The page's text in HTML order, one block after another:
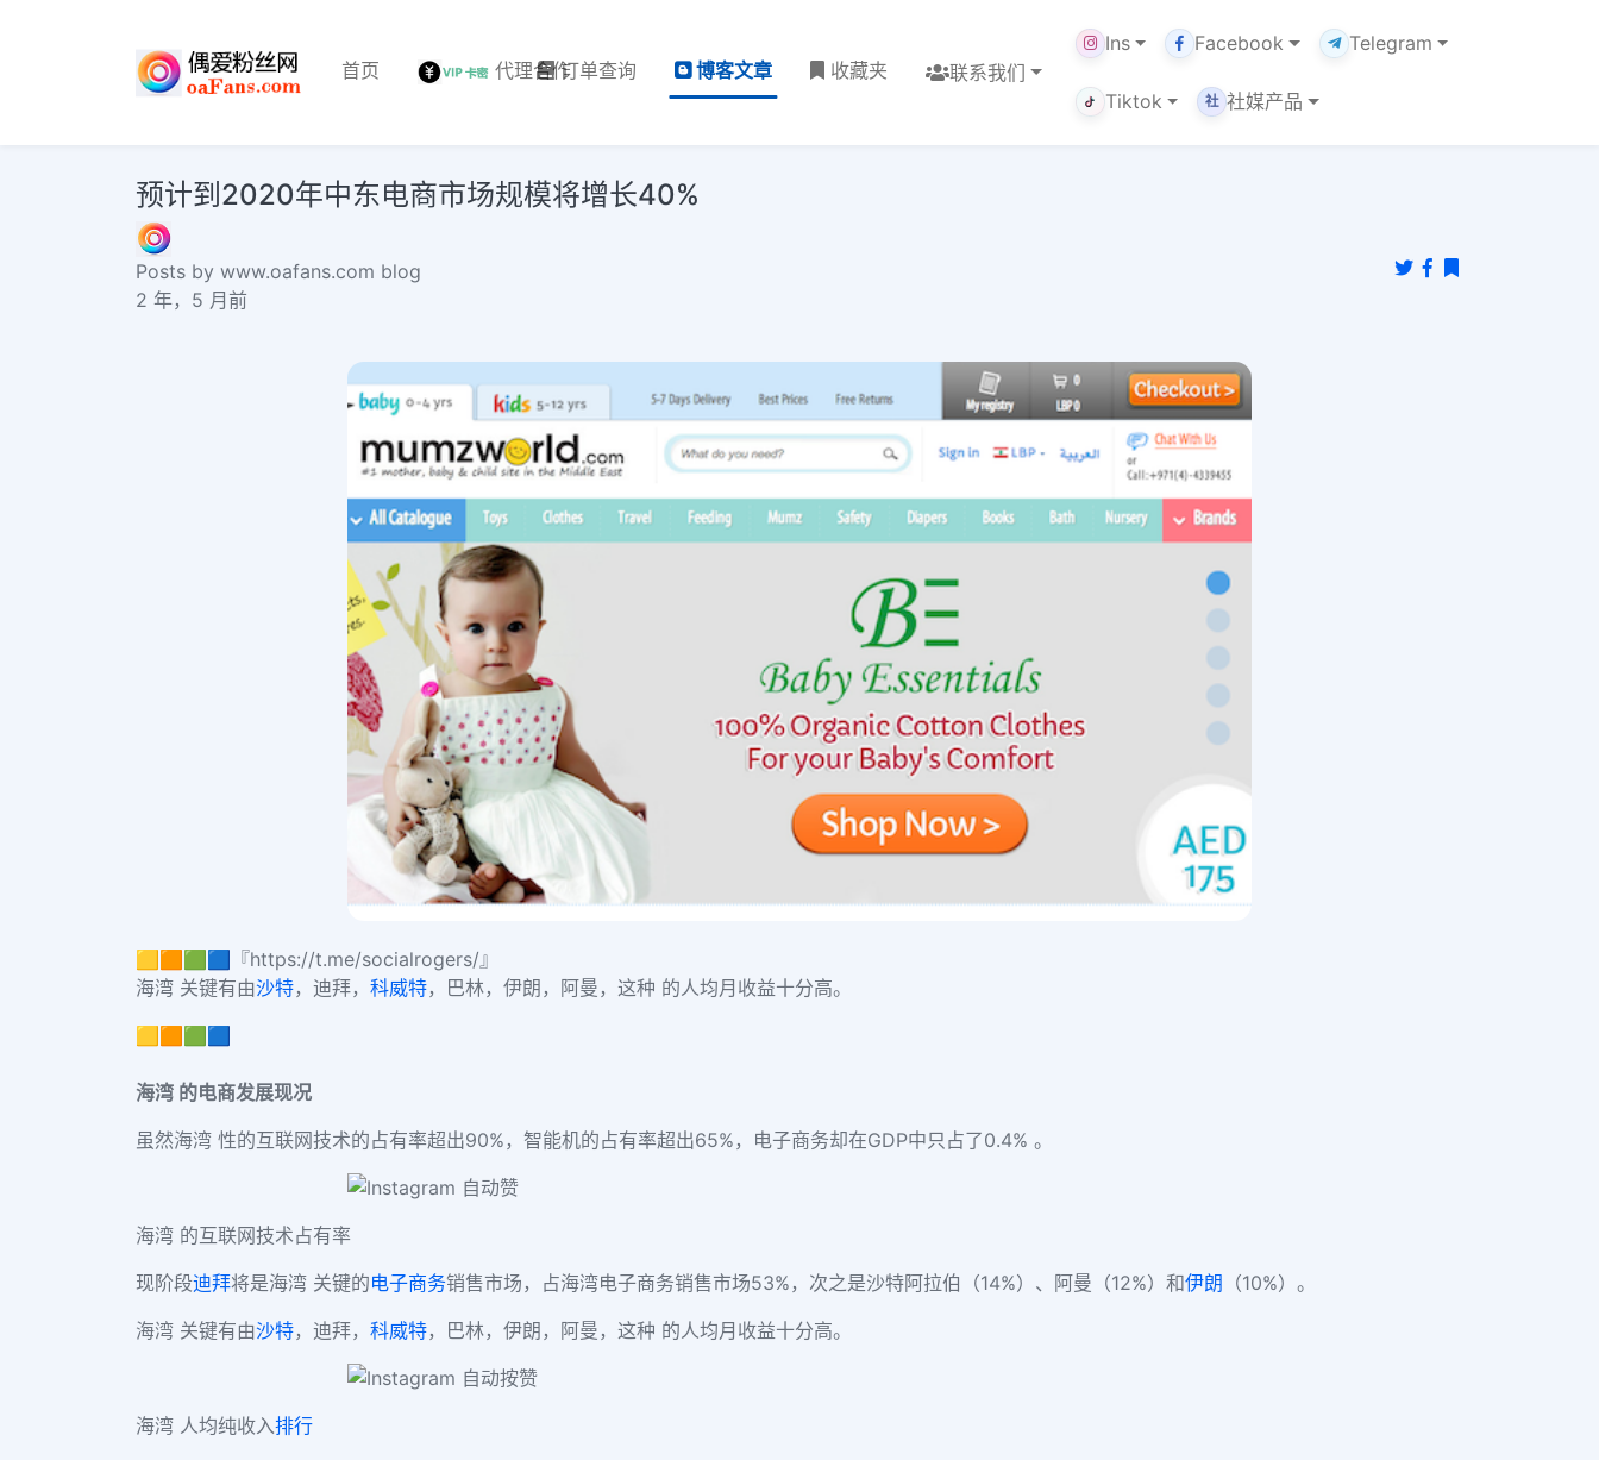
首页 代理合作订单查询 博客文章 收藏夹 联系我们
Ins Facebook Telegram
Tiktok 社 社媒产品
预计到2020年中东电商市场规模将增长40%
Posts by www.oafans.com blog
2 年，5 月前
🟨🟧🟩🟦『https://t.me/socialrogers/』
海湾 关键有由沙特，迪拜， 科威特，巴林，伊朗，阿曼，这种 的人均月收益十分高。
🟨🟧🟩🟦
海湾 的电商发展现况
虽然海湾 性的互联网技术的占有率超出90%，智能机的占有率超出65%，电子商务却在GDP中只占了0.4% 。
海湾 的互联网技术占有率
现阶段迪拜将是海湾 关键的电子商务销售市场，占海湾电子商务销售市场53%，次之是沙特阿拉伯（14%）、阿曼（12%）和伊朗 （10%）。
海湾 关键有由沙特，迪拜， 科威特，巴林，伊朗，阿曼，这种 的人均月收益十分高。
海湾 人均纯收入排行